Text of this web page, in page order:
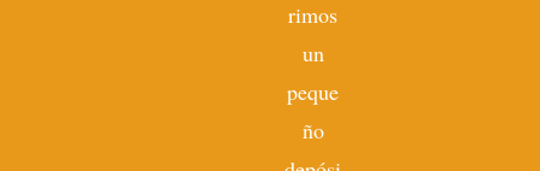
rimos
un
peque
ño